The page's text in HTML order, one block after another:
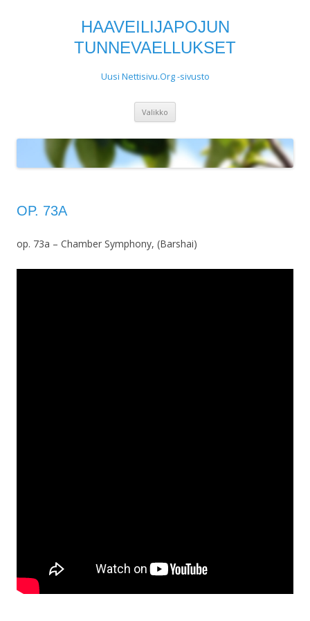
HAAVEILIJAPOJUN
TUNNEVAELLUKSET
Uusi Nettisivu.Org -sivusto
Valikko
OP. 73A
op. 73a – Chamber Symphony, (Barshai)